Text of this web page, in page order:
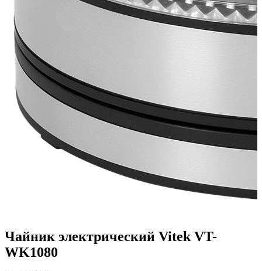
Чайник электрический Vitek VT-
WK1080